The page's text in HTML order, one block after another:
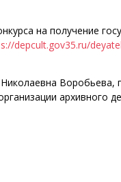
на получение
depcult.gov35.ru/
Воробьева,
архивного